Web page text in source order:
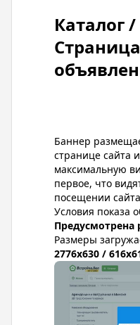
Каталог /
Страница
Баннер
странице сайта
максимальную
первое, что
посещении
Условия показа
Предусмотрена
Размеры
2776x630 /